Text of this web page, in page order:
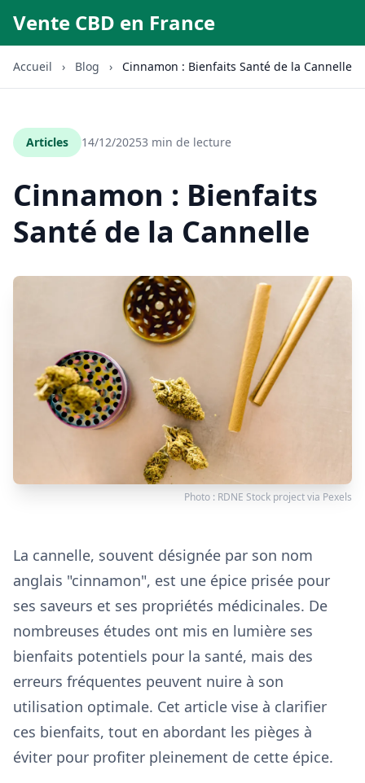
Vente CBD en France
Accueil › Blog › Cinnamon : Bienfaits Santé de la Cannelle
Articles 14/12/20253 min de lecture
Cinnamon : Bienfaits
Santé de la Cannelle
Photo : RDNE Stock projectvia Pexels
La cannelle, souvent désignée par son nom
anglais "cinnamon", est une épice prisée pour
ses saveurs et ses propriétés médicinales. De
nombreuses études ont mis en lumière ses
bienfaits potentiels pour la santé, mais des
erreurs fréquentes peuvent nuire à son
utilisation optimale. Cet article vise à clarifier
ces bienfaits, tout en abordant les pièges à
éviter pour profiter pleinement de cette épice.